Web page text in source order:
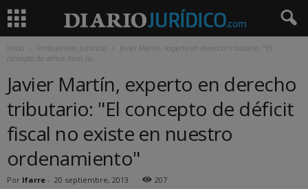
Inicio Profesionales Jurídicos
Javier Martín, experto en derecho tributario: "El
concepto de déficit fiscal no...
Javier Martín, experto en derecho
tributario: "El concepto de déficit
fiscal no existe en nuestro
ordenamiento"
Por lfarre - 20 septiembre, 2013 207